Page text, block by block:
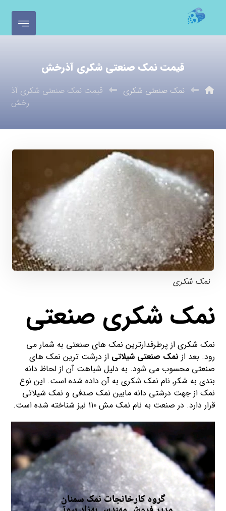
قیمت نمک صنعتی شکری آذرخش
نمک صنعتی شکری
قیمت نمک صنعتی شکری آذ
رخش
نمک شکری
نمک شکری صنعتی
نمک شکری از پرطرفدارترین نمک های صنعتی به شمار می
رود. بعد از نمک صنعتی شیلاتی از درشت ترین نمک های
صنعتی محسوب می شود. به دلیل شباهت آن از لحاظ دانه
بندی به شکر, نام نمک شکری به آن داده شده است. این نوع
نمک از جهت درشتی دانه مابین نمک صدفی و نمک شیلاتی
قرار دارد. در صنعت به نام نمک مش ۱۱۰ نیز شناخته شده است.